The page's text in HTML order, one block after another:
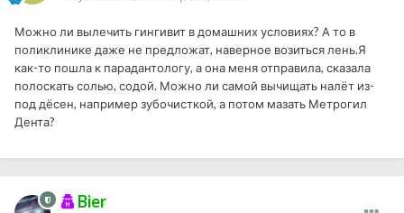
Можно ли вылечить гингивит в домашних условиях? А то в
поликлинике даже не предложат, наверное возиться лень.Я
как-то пошла к парадантологу, а она меня отправила, сказала
полоскать солью, содой. Можно ли самой вычищать налёт из-
под дёсен, например зубочисткой, а потом мазать Метрогил
Дента?
Bier